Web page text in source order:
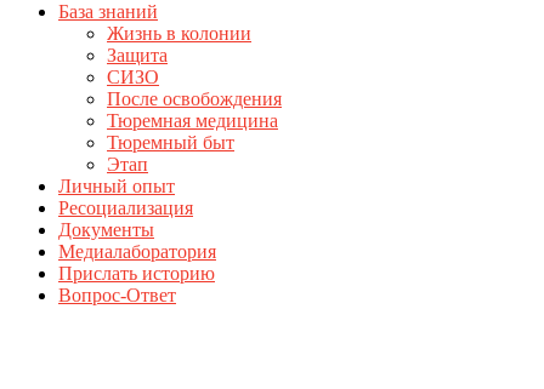
База знаний
Жизнь в колонии
Защита
СИЗО
После освобождения
Тюремная медицина
Тюремный быт
Этап
Личный опыт
Ресоциализация
Документы
Медиалаборатория
Прислать историю
Вопрос-Ответ